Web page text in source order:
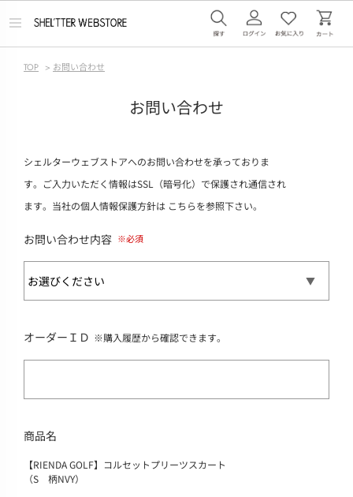
メ
TOP > お問い合わせ
お問い合わせ
シェルターウェブストアへのお問い合わせを承っておりま
す。ご入力いただく情報はSSL（暗号化）で保護され通信され
ます。当社の個人情報保護方針は こちらを参照下さい。
お問い合わせ内容
オーダーＩＤ ※購入履歴から確認できます。
商品名
【RIENDA GOLF】コルセットプリーツスカート
（S 柄NVY）